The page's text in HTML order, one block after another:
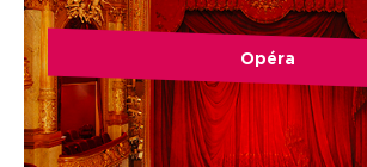
Opéra